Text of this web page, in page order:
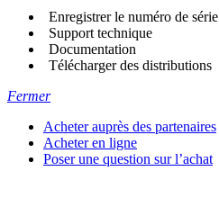
Enregistrer le numéro de série
Support technique
Documentation
Télécharger des distributions
Fermer
Acheter auprès des partenaires
Acheter en ligne
Poser une question sur l’achat